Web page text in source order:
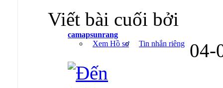
Viết bài cuối bởi
camapsunrang
Xem Hồ sơ
Tin nhắn riêng 04-